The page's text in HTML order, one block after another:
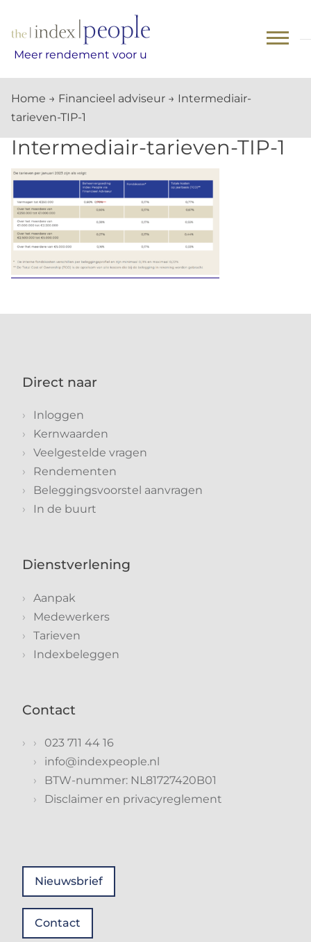
Meer rendement voor u
Home → Financieel adviseur → Intermediair-
tarieven-TIP-1
Intermediair-tarieven-TIP-1
Direct naar
Inloggen
Kernwaarden
Veelgestelde vragen
Rendementen
Beleggingsvoorstel aanvragen
In de buurt
Dienstverlening
Aanpak
Medewerkers
Tarieven
Indexbeleggen
Contact
023 711 44 16
info@indexpeople.nl
BTW-nummer: NL81727420B01
Disclaimer en privacyreglement
Nieuwsbrief
Contact